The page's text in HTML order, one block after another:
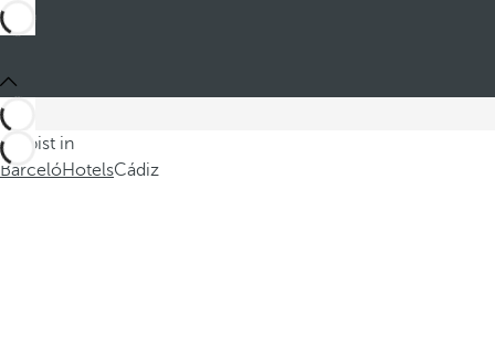
Du bist in
BarcelóHotelsCádiz